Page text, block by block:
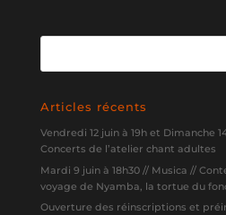
Articles récents
Vendredi 12 juin à 19h et Dimanche
Concerts de l’atelier chant adultes
Mardi 9 juin à 18h30 // Musica //
voyage de Nyamba, la tortue du
Ouverture des réinscriptions et